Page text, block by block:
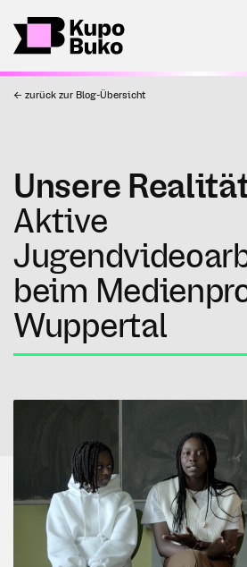
← zurück zur Blog-Übersicht
Unsere
Aktive
beim
Wuppertal